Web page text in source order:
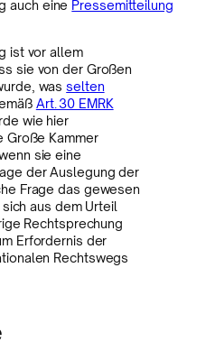
auch eine Pressemitteilung
ist vor allem
sie von der Großen
wasselten
Art. 30 EMRK
wie hier
Große Kammer
sie eine
der Auslegung der
Frage das gewesen
aus dem Urteil
Rechtsprechung
Erfordernis der
Rechtswegs